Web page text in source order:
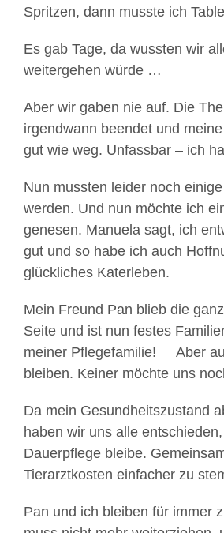
Spritzen, dann musste ich
Es gab Tage, da wussten wir
weitergehen würde …
Aber wir gaben nie auf. Die
irgendwann beendet und
gut wie weg. Unfassbar – ich
Nun mussten leider noch
werden. Und nun möchte ich
genesen. Manuela sagt, ich
gut und so habe ich auch
glückliches Katerleben.
Mein Freund Pan blieb die
Seite und ist nun festes
meiner Pflegefamilie!
Aber
bleiben. Keiner möchte uns
Da mein Gesundheitszustand
haben wir uns alle
Dauerpflege bleibe.
Tierarztkosten einfacher zu
Pan und ich bleiben für immer